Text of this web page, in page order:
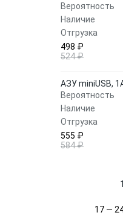
Вероятность
Наличие
Отгрузка
498 ₽
524 ₽
АЗУ miniUSB,
Вероятность
Наличие
Отгрузка
555 ₽
584 ₽
1
17 —